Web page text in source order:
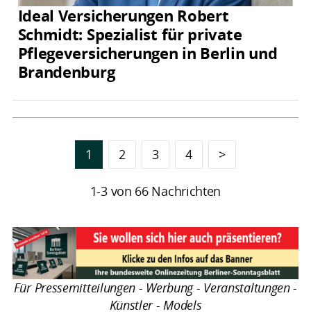
Ideal Versicherungen Robert
Schmidt: Spezialist für private
Pflegeversicherungen in Berlin und
Brandenburg
1 2 3 4 >
1-3 von 66 Nachrichten
Für Pressemitteilungen - Werbung - Veranstaltungen -
Künstler - Models